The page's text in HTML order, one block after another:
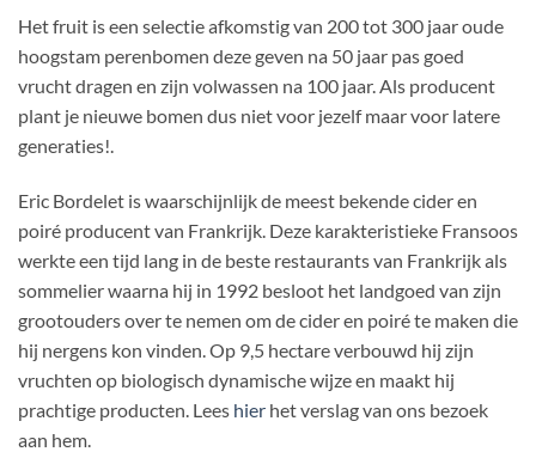
Het fruit is een selectie afkomstig van 200 tot 300 jaar oude
hoogstam perenbomen deze geven na 50 jaar pas goed
vrucht dragen en zijn volwassen na 100 jaar. Als producent
plant je nieuwe bomen dus niet voor jezelf maar voor latere
generaties!.
Eric Bordelet is waarschijnlijk de meest bekende cider en
poiré producent van Frankrijk. Deze karakteristieke Fransoos
werkte een tijd lang in de beste restaurants van Frankrijk als
sommelier waarna hij in 1992 besloot het landgoed van zijn
grootouders over te nemen om de cider en poiré te maken die
hij nergens kon vinden. Op 9,5 hectare verbouwd hij zijn
vruchten op biologisch dynamische wijze en maakt hij
prachtige producten. Lees hier het verslag van ons bezoek
aan hem.